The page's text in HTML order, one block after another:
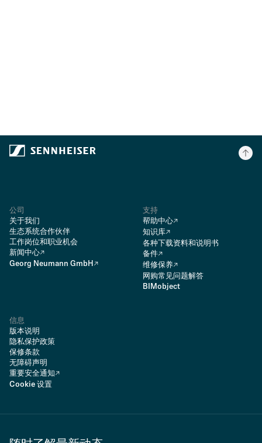
公司
关于我们
生态系统合作伙伴
工作岗位和职业机会
新闻中心
Georg Neumann GmbH
支持
帮助中心
知识库
各种下载资料和说明书
备件
维修保养
网购常见问题解答
BIMobject
信息
版本说明
隐私保护政策
保修条款
无障碍声明
重要安全通知
Cookie 设置